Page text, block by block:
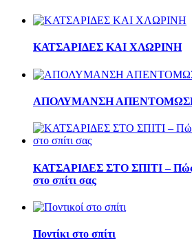
ΚΑΤΣΑΡΙΔΕΣ ΚΑΙ ΧΛΩΡΙΝΗ
ΑΠΟΛΥΜΑΝΣΗ
ΚΑΤΣΑΡΙΔΕΣ ΣΤΟ ΣΠΙΤΙ – Πώς
στο σπίτι σας
Ποντίκι στο σπίτι